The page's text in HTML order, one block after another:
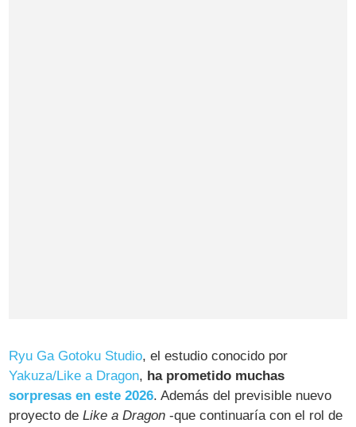
Ryu Ga Gotoku Studio, el estudio conocido por
Yakuza/Like a Dragon, ha prometido muchas
sorpresas en este 2026. Además del previsible nuevo
proyecto deLike a Dragon -que continuaría con el rol de